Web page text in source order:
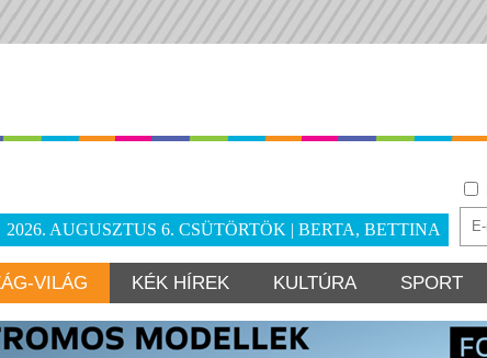
2026. AUGUSZTUS 6. CSÜTÖRTÖK | BERTA, BETTINA
VILÁG KÉK HÍREK KULTÚRA SPORT